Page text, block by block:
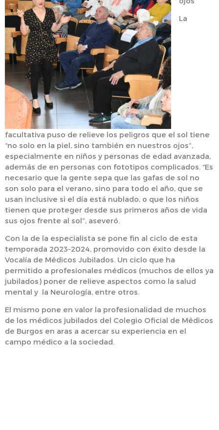
La
facultativa puso de relieve los peligros que el sol tiene
“no solo en la piel, sino también en nuestros ojos”,
especialmente en niños y personas de edad avanzada,
además de en personas con fototipos complicados. “Es
necesario que la gente sepa que las gafas de sol no
son solo para el verano, sino para todo el año, que se
usan inclusive si el día está nublado, o que los niños
tienen que proteger desde sus primeros años de vida
sus ojos frente al sol”, aseveró.
Con la de la especialista se pone fin al ciclo de esta
temporada 2023-2024, promovido con éxito desde la
Vocalía de Médicos Jubilados. Un ciclo que ha
permitido a profesionales médicos (muchos de ellos ya
jubilados) poner de relieve aspectos como la salud
mental y la Neurología, entre otros.
El mismo pone en valor la profesionalidad de muchos
de los médicos jubilados del Colegio Oficial de Médicos
de Burgos en aras a acercar su experiencia en el
campo médico a la sociedad.